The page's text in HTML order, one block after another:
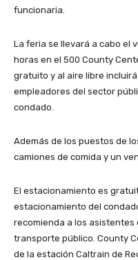
funcionaria.
La feria se llevará a cabo el
horas en el 500 County
gratuito y al aire libre
empleadores del sector
condado.
Además de los puestos de
camiones de comida y un
El estacionamiento es
estacionamiento del
recomienda a los
transporte público. County
de la estación Caltrain de